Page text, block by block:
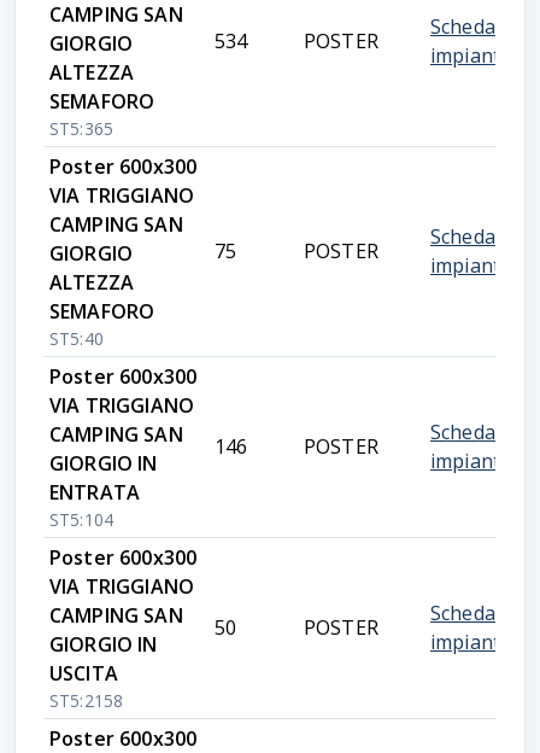
CAMPING SAN
GIORGIO
ALTEZZA
SEMAFORO
ST5:365
534 POSTER
Scheda
impianto
Poster 600x300
VIA TRIGGIANO
CAMPING SAN
GIORGIO
ALTEZZA
SEMAFORO
ST5:40
75 POSTER
Scheda
impianto
Poster 600x300
VIA TRIGGIANO
CAMPING SAN
GIORGIO IN
ENTRATA
ST5:104
146 POSTER
Scheda
impianto
Poster 600x300
VIA TRIGGIANO
CAMPING SAN
GIORGIO IN
USCITA
ST5:2158
50 POSTER
Scheda
impianto
Poster 600x300